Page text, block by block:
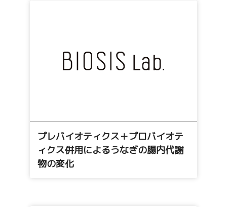
プレバイオティクス＋プロバイオテ
ィクス併用によるうなぎの腸内代謝
物の変化